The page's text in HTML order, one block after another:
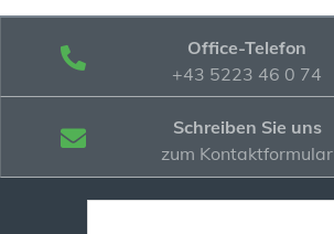
Office-Telefon
+43 5223 46 0 74
Schreiben Sie uns
zum Kontaktformular